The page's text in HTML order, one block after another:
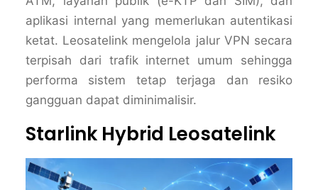
aplikasi internal yang memerlukan autentikasi
ketat. Leosatelink mengelola jalur VPN secara
terpisah dari trafik internet umum sehingga
performa sistem tetap terjaga dan resiko
gangguan dapat diminimalisir.
Starlink Hybrid Leosatelink